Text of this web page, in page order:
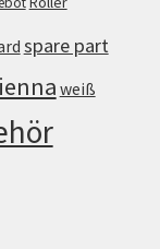
spare part
weiß